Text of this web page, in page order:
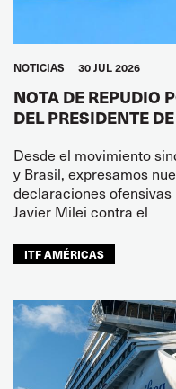
NOTICIAS 30 JUL 2026
NOTA DE REPUDIO
DEL PRESIDENTE
Desde el movimiento
y Brasil, expresamos
declaraciones
Javier Milei contra el
ITF AMÉRICAS